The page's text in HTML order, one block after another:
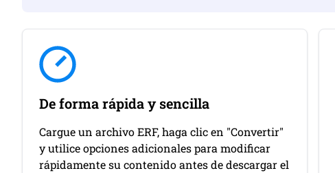
De forma rápida y sencilla
Cargue un archivo ERF, haga clic en "Convertir"
y utilice opciones adicionales para modificar
rápidamente su contenido antes de descargar el